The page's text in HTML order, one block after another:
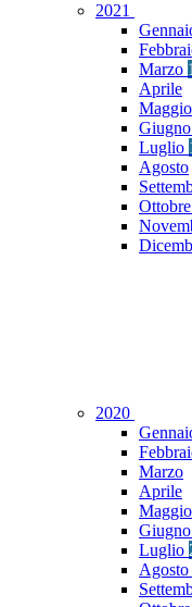
2021
Marzo 1
Aprile
Maggio
Giugno
Luglio
Agosto
Ottobre
2020
Marzo
Aprile
Maggio
Giugno
Luglio
Agosto